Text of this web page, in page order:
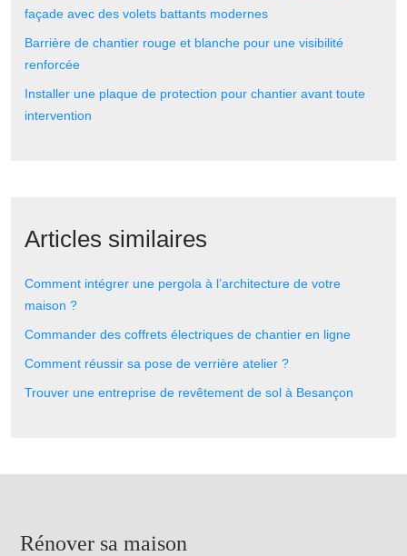
façade avec des volets battants modernes
Barrière de chantier rouge et blanche pour une visibilité
renforcée
Installer une plaque de protection pour chantier avant toute
intervention
Articles similaires
Comment intégrer une pergola à l’architecture de votre
maison ?
Commander des coffrets électriques de chantier en ligne
Comment réussir sa pose de verrière atelier ?
Trouver une entreprise de revêtement de sol à Besançon
Rénover sa maison